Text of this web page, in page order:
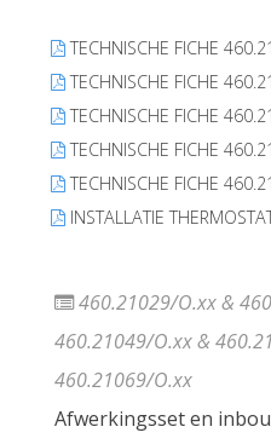
TECHNISCHE FICHE
TECHNISCHE FICHE
TECHNISCHE FICHE
TECHNISCHE FICHE
TECHNISCHE FICHE
INSTALLATIE
460.21029/O.xx &
460.21049/O.xx &
460.21069/O.xx
Afwerkingsset en